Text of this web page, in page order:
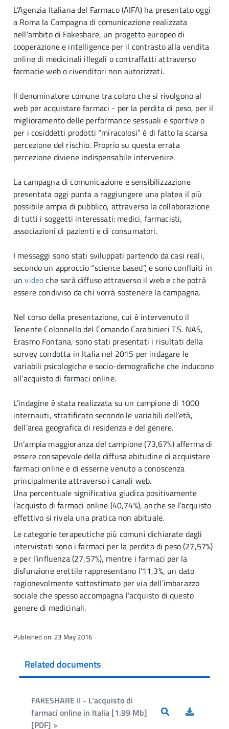
L’Agenzia Italiana del Farmaco (AIFA) ha presentato oggi
a Roma la Campagna di comunicazione realizzata
nell’ambito di Fakeshare, un progetto europeo di
cooperazione e intelligence per il contrasto alla vendita
online di medicinali illegali o contraffatti attraverso
farmacie web o rivenditori non autorizzati.
Il denominatore comune tra coloro che si rivolgono al
web per acquistare farmaci - per la perdita di peso, per il
miglioramento delle performance sessuali e sportive o
per i cosiddetti prodotti “miracolosi” è di fatto la scarsa
percezione del rischio. Proprio su questa errata
percezione diviene indispensabile intervenire.
La campagna di comunicazione e sensibilizzazione
presentata oggi punta a raggiungere una platea il più
possibile ampia di pubblico, attraverso la collaborazione
di tutti i soggetti interessati: medici, farmacisti,
associazioni di pazienti e di consumatori.
I messaggi sono stati sviluppati partendo da casi reali,
secondo un approccio “science based”, e sono confluiti in
unvideoche sarà diffuso attraverso il web e che potrà
essere condiviso da chi vorrà sostenere la campagna.
Nel corso della presentazione, cui è intervenuto il
Tenente Colonnello del Comando Carabinieri T.S. NAS,
Erasmo Fontana, sono stati presentati i risultati della
survey condotta in Italia nel 2015 per indagare le
variabili psicologiche e socio-demografiche che inducono
all’acquisto di farmaci online.
L’indagine è stata realizzata su un campione di 1000
internauti, stratificato secondo le variabili dell’età,
dell’area geografica di residenza e del genere.
Un’ampia maggioranza del campione (73,67%) afferma di
essere consapevole della diffusa abitudine di acquistare
farmaci online e di esserne venuto a conoscenza
principalmente attraverso i canali web.
Una percentuale significativa giudica positivamente
l’acquisto di farmaci online (40,74%), anche se l’acquisto
effettivo si rivela una pratica non abituale.
Le categorie terapeutiche più comuni dichiarate dagli
intervistati sono i farmaci per la perdita di peso (27,57%)
e per l’influenza (27,57%), mentre i farmaci per la
disfunzione erettile rappresentano l’11,3%, un dato
ragionevolmente sottostimato per via dell’imbarazzo
sociale che spesso accompagna l’acquisto di questo
genere di medicinali.
Published on: 23 May 2016
Related documents
FAKESHARE II - L’acquisto di
farmaci online in Italia [1.99 Mb]
[PDF] >